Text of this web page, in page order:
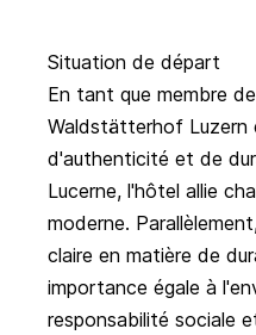
Situation de départ
En tant que membre
Waldstätterhof Luzern
d'authenticité et de
Lucerne, l'hôtel allie
moderne.
claire en matière de
importance égale à
responsabilité sociale